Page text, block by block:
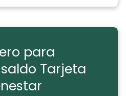
para
Tarjeta